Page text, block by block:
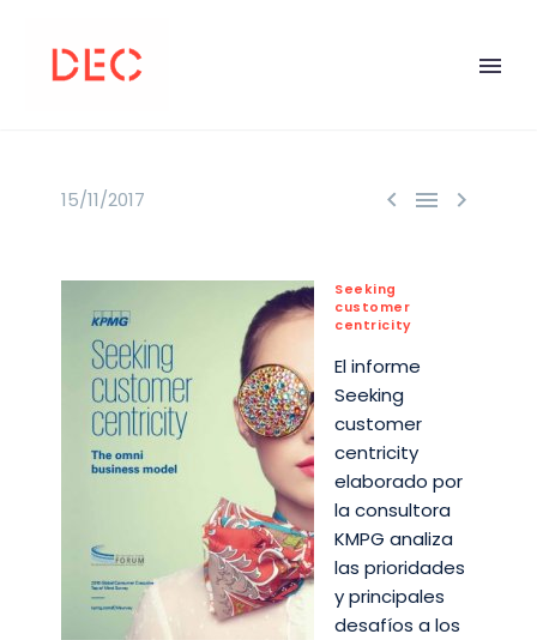
  
15/11/2017
Seeking
customer
centricity
El informe
Seeking
customer
centricity
elaborado por
la consultora
KMPG analiza
las prioridades
y principales
desafíos a los